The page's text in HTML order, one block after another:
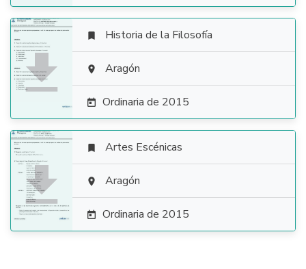

 Historia de la Filosofía
 Aragón
 Ordinaria de 2015

 Artes Escénicas
 Aragón
 Ordinaria de 2015